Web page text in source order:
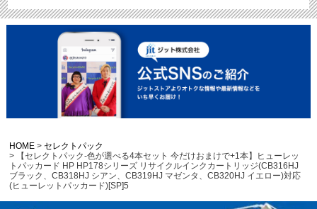
HOME
セレクトパック
【セレクトパック-色が選べる4本セット 今だけおまけで+1本】ヒューレッ
トパッカード HP HP178シリーズ リサイクルインクカートリッジ(CB316HJ
ブラック、CB318HJ シアン、CB319HJ マゼンタ、CB320HJ イエロー)対応
(ヒューレットパッカード)[SP]5